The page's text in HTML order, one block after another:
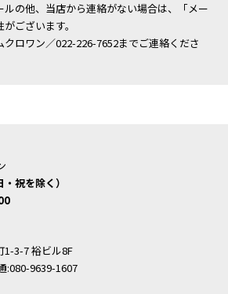
ルの他、当店から連絡がない場合は、「メー
ございます。
ロワン／022-226-7652までご連絡くださ
祝を除く）
1-3-7 裕ビル8F
:080-9639-1607